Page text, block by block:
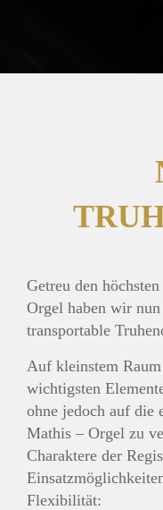
Getreu den
Orgel haben wir
transportable
Auf kleinstem
wichtigsten
ohne jedoch auf die
Mathis – Orgel zu
Charaktere der
Flexibilität: